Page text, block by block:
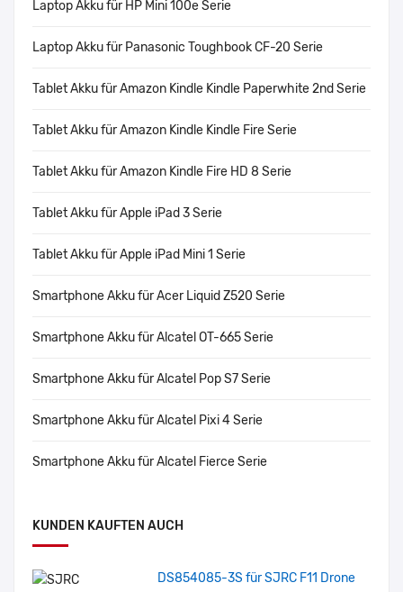
Laptop Akku für HP Mini 100e Serie
Laptop Akku für Panasonic Toughbook CF-20 Serie
Tablet Akku für Amazon Kindle Kindle Paperwhite 2nd Serie
Tablet Akku für Amazon Kindle Kindle Fire Serie
Tablet Akku für Amazon Kindle Fire HD 8 Serie
Tablet Akku für Apple iPad 3 Serie
Tablet Akku für Apple iPad Mini 1 Serie
Smartphone Akku für Acer Liquid Z520 Serie
Smartphone Akku für Alcatel OT-665 Serie
Smartphone Akku für Alcatel Pop S7 Serie
Smartphone Akku für Alcatel Pixi 4 Serie
Smartphone Akku für Alcatel Fierce Serie
KUNDEN KAUFTEN AUCH
DS854085-3S für SJRC F11 Drone